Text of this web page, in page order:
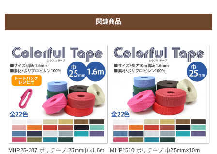
関連商品
MHP25-387 ポリテープ 25mm巾×1.6m
MHP2510 ポリテープ 巾25mm×10m